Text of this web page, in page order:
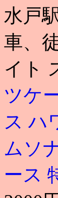
水戸
車、
イト
ツケ
ス ハ
ムソ
ース